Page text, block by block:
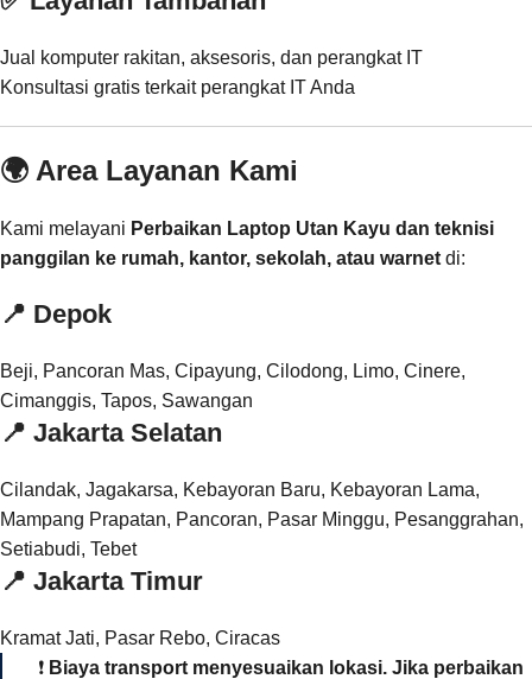
Jual komputer rakitan, aksesoris, dan perangkat IT
Konsultasi gratis terkait perangkat IT Anda
🌍 Area Layanan Kami
Kami melayani Perbaikan Laptop Utan Kayu dan teknisi
panggilan ke rumah, kantor, sekolah, atau warnet di:
📍 Depok
Beji, Pancoran Mas, Cipayung, Cilodong, Limo, Cinere,
Cimanggis, Tapos, Sawangan
📍 Jakarta Selatan
Cilandak, Jagakarsa, Kebayoran Baru, Kebayoran Lama,
Mampang Prapatan, Pancoran, Pasar Minggu, Pesanggrahan,
Setiabudi, Tebet
📍 Jakarta Timur
Kramat Jati, Pasar Rebo, Ciracas
❗ Biaya transport menyesuaikan lokasi. Jika perbaikan